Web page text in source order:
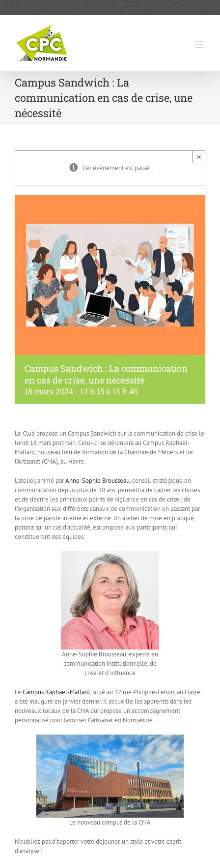
Campus Sandwich : La
communication en cas de crise, une
nécessité
Cet évènement est passé.
×
Campus Sandwich : La communication
en cas de crise, une nécessité
18 mars 2024 - 12 h 15à 13 h 45
Le Club propose un Campus Sandwich sur la communication de crise le
lundi 18 mars prochain. Celui-ci se déroulera au Campus Raphaël-
Mallard, nouveau lieu de formation de la Chambre de Métiers et de
l’Artisanat (CMA), au Havre.
L’atelier, animé parAnne-Sophie Brousseau, conseil stratégique en
communication depuis plus de 30 ans, permettra de cadrer les choses
et de décrire les principaux points de vigilance en cas de crise : de
l’organisation aux différents canaux de communication en passant par
la prise de parole interne et externe. Un atelier de mise en pratique,
portant sur un cas d’actualité, est proposé aux participants qui
constitueront des équipes.
Anne-Sophie Brousseau, experte en
communication institutionnelle, de
crise et d’influence
Le Campus Raphaël-Mallard, situé au 32 rue Philippe-Lebon, au Havre,
a été inauguré en janvier dernier. Il accueille les apprentis dans les
nouveaux locaux de la CMA qui propose un accompagnement
personnalisé pour favoriser l’artisanat en Normandie.
Le nouveau campus de la CMA
N’oubliez pas d’apporter votre déjeuner, un stylo et votre esprit
d’analyse !